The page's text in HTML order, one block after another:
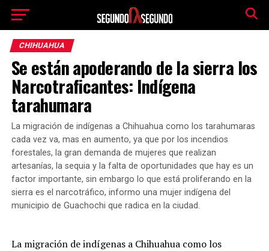
CHIHUAHUA
Se están apoderando de la sierra los
Narcotraficantes: Indígena
tarahumara
La migración de indígenas a Chihuahua como los tarahumaras
cada vez va, mas en aumento, ya que por los incendios
forestales, la gran demanda de mujeres que realizan
artesanías, la sequia y la falta de oportunidades que hay es un
factor importante, sin embargo lo que está proliferando en la
sierra es el narcotráfico, informo una mujer indígena del
municipio de Guachochi que radica en la ciudad.
La migración de indígenas a Chihuahua como los